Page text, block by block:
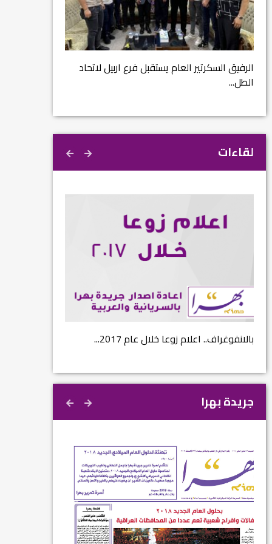
الرفيق السكرتير العام يستقبل فرع اربيل لاتحاد
الطل...
لقاءات
بالانفوغراف.. اعلام زوعا خلال عام 2017...
جريدة بهرا